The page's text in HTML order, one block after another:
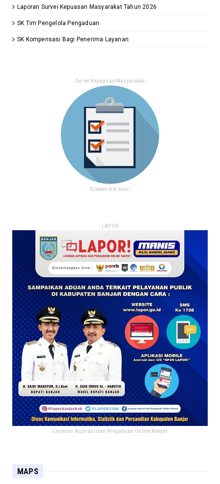
Laporan Survei Kepuasan Masyarakat Tahun 2026
SK Tim Pengelola Pengaduan
SK Kompensasi Bagi Penerima Layanan
- Survei Kepuasan Masyarakat -
Silakan klik disni
- LAPOR -
Layanan Aspirasi dan Pengaduan Online Rakyat
MAPS